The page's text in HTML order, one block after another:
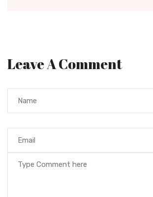
Leave A Comment